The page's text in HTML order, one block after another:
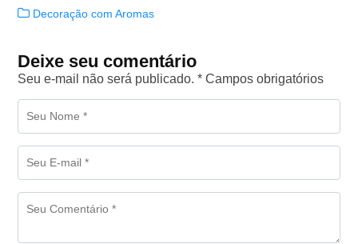
Decoração com Aromas
Deixe seu comentário
Seu e-mail não será publicado. * Campos obrigatórios